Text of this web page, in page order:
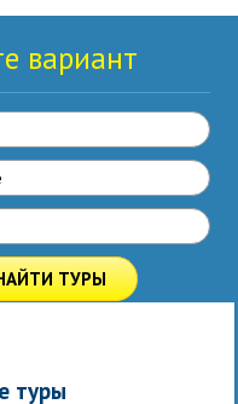
вариант
ТУРЫ
туры